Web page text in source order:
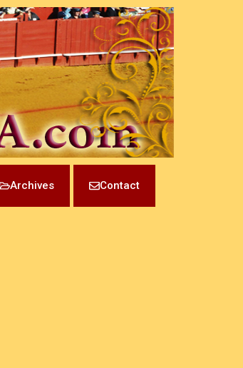
Archives Contact